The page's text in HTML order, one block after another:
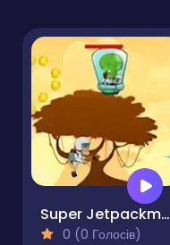
Super Jetpackman Shooter
0 (0 Голосів)